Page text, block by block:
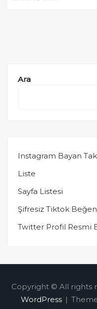
Ara
Instagram Bayan
Liste
Sayfa Listesi
Şifresiz Tiktok
Twitter Profil Resmi
Copyright © All rights
WordPress |